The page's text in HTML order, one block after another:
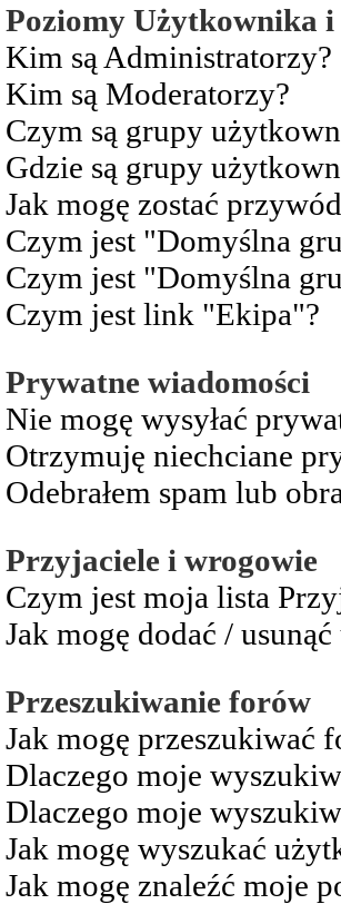
Poziomy Użytkownika
Kim są Administratorzy?
Kim są Moderatorzy?
Czym są grupy
Gdzie są grupy
Jak mogę zostać
Czym jest "Domyślna
Czym jest "Domyślna
Czym jest link "Ekipa"?
Prywatne wiadomości
Nie mogę wysyłać
Otrzymuję niechciane
Odebrałem spam lub
Przyjaciele i wrogowie
Czym jest moja lista
Jak mogę dodać /
Przeszukiwanie forów
Jak mogę przeszukiwać
Dlaczego moje
Dlaczego moje
Jak mogę wyszukać
Jak mogę znaleźć moje